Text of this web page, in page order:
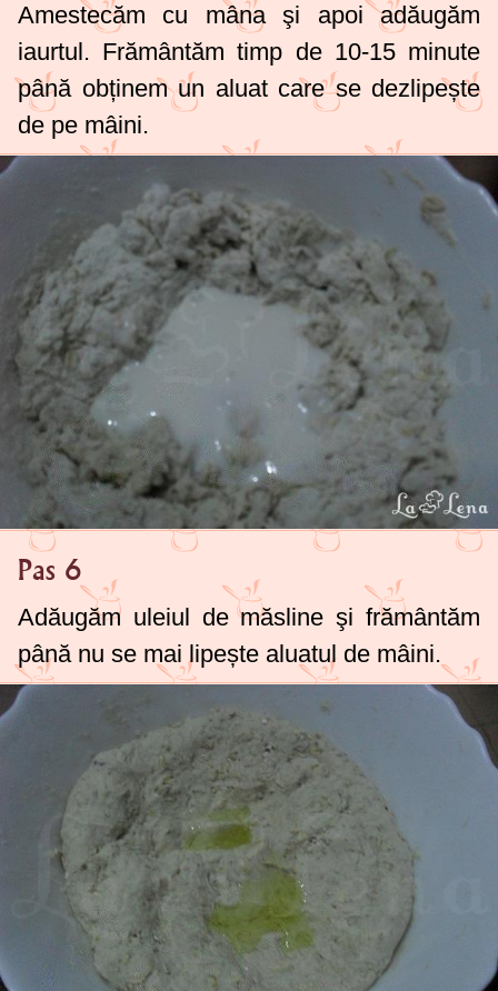
Amestecăm cu mâna şi apoi adăugăm
iaurtul. Frământăm timp de 10-15 minute
până obținem un aluat care se dezlipește
de pe mâini.
Pas 6
Adăugăm uleiul de măsline şi frământăm
până nu se mai lipește aluatul de mâini.